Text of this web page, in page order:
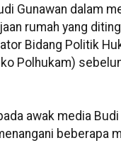
Gunawan dalam
rumah yang
Bidang Politik
Polhukam)
awak media Budi
beberapa